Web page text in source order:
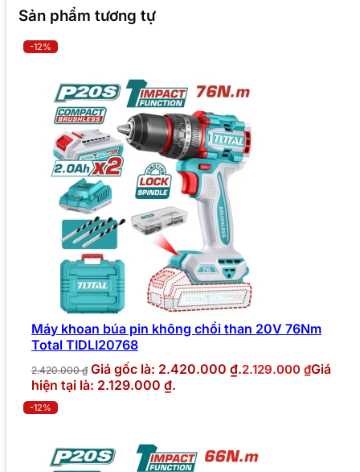
Sản phẩm tương tự
-12%
Máy khoan búa pin không chổi than 20V 76Nm
Total TIDLI20768
2.420.000₫ Giá gốc là: 2.420.000 ₫.2.129.000 ₫Giá
hiện tại là: 2.129.000 ₫.
-12%